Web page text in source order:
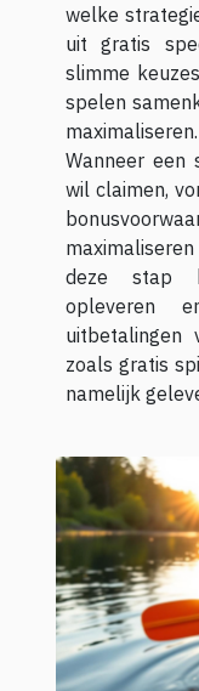
welke
uit gratis
slimme
spelen
Wanneer een
wil claimen,
deze stap
opleveren
uitbetalingen
zoals gratis
namelijk